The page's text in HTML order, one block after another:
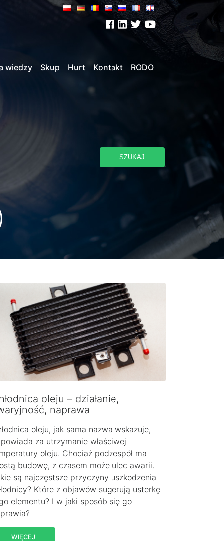
wiedzy Skup Hurt Kontakt RODO
SZUKAJ
oleju – działanie,
naprawa
oleju, jak sama nazwa wskazuje,
za utrzymanie właściwej
oleju. Chociaż podzespół ma
budowę, z czasem może ulec awarii.
są najczęstsze przyczyny uszkodzenia
Które z objawów sugerują usterkę
elementu? I w jaki sposób się go
WIĘCEJ